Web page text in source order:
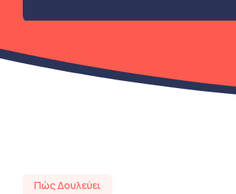
Πώς Δουλεύει